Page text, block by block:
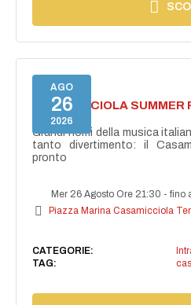
AGO
26
2026
CASAMICCIOLA SUMMER
BELLINI
Grandi nomi della musica
tanto divertimento: il
pronto
Mer 26 Agosto Ore 21:30 -fino
Piazza Marina Casamicciola
CATEGORIE:
TAG: